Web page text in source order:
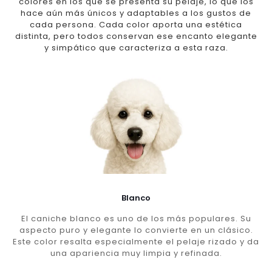
hace aún más únicos y adaptables a los gustos de
cada persona. Cada color aporta una estética
distinta, pero todos conservan ese encanto elegante
y simpático que caracteriza a esta raza.
Blanco
El caniche blanco es uno de los más populares. Su
aspecto puro y elegante lo convierte en un clásico.
Este color resalta especialmente el pelaje rizado y da
una apariencia muy limpia y refinada.